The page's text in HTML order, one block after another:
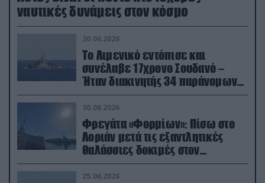
ναυτικές δυνάμεις στον κόσμο
30.06.2026
Το Λιμενικό εντόπισε και
συνέλαβε 17χρονο Σουδανό –
Ήταν διακινητής 34 παράνομων
μεταναστών
30.06.2026
Φρεγάτα «Φορμίων»: Πίσω στο
Λοριάν μετά τις εξαντλητικές
θαλάσσιες δοκιμές στον
απαιτητικό Βισκαϊκό
25.06.2026